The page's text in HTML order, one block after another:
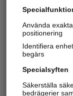
Använda
positionering
Identifiera
begärs
Specialsyften
Säkerställa
bedrägerier